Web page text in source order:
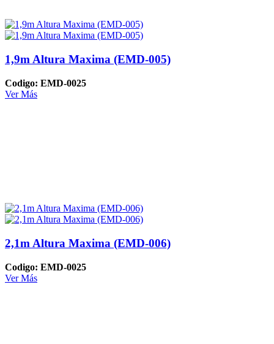
1,9m Altura Maxima (EMD-005)
Codigo: EMD-0025
Ver Más
2,1m Altura Maxima (EMD-006)
Codigo: EMD-0025
Ver Más